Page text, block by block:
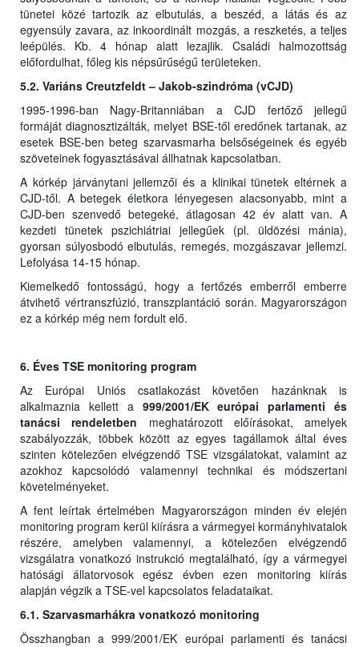
tünetei közé tartozik az elbutulás, a beszéd, a látás és az
egyensúly zavara, az inkoordinált mozgás, a reszketés, a teljes
leépülés. Kb. 4 hónap alatt lezajlik. Családi halmozottság
előfordulhat, főleg kis népsűrűségű területeken.
5.2. Variáns Creutzfeldt – Jakob-szindróma (vCJD)
1995-1996-ban Nagy-Britanniában a CJD fertőző jellegű
formáját diagnosztizálták, melyet BSE-től eredőnek tartanak, az
esetek BSE-ben beteg szarvasmarha belsőségeinek és egyéb
szöveteinek fogyasztásával állhatnak kapcsolatban.
A kórkép járványtani jellemzői és a klinikai tünetek eltérnek a
CJD-től. A betegek életkora lényegesen alacsonyabb, mint a
CJD-ben szenvedő betegeké, átlagosan 42 év alatt van. A
kezdeti tünetek pszichiátriai jellegűek (pl. üldözési mánia),
gyorsan súlyosbodó elbutulás, remegés, mozgászavar jellemzi.
Lefolyása 14-15 hónap.
Kiemelkedő fontosságú, hogy a fertőzés emberről emberre
átvihető vértranszfúzió, transzplantáció során. Magyarországon
ez a kórkép még nem fordult elő.
6. Éves TSE monitoring program
Az Európai Uniós csatlakozást követően hazánknak is
alkalmaznia kellett a 999/2001/EK európai parlamenti és
tanácsi rendeletben meghatározott előírásokat, amelyek
szabályozzák, többek között az egyes tagállamok által éves
szinten kötelezően elvégzendő TSE vizsgálatokat, valamint az
azokhoz kapcsolódó valamennyi technikai és módszertani
követelményeket.
A fent leírtak értelmében Magyarországon minden év elején
monitoring program kerül kiírásra a vármegyei kormányhivatalok
részére, amelyben valamennyi, a kötelezően elvégzendő
vizsgálatra vonatkozó instrukció megtalálható, így a vármegyei
hatósági állatorvosok egész évben ezen monitoring kiírás
alapján végzik a TSE-vel kapcsolatos feladataikat.
6.1. Szarvasmarhákra vonatkozó monitoring
Összhangban a 999/2001/EK európai parlamenti és tanácsi